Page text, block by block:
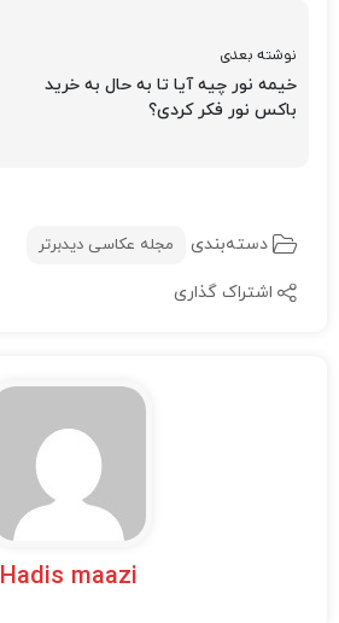
نوشته بعدی
خیمه نور چیه آیا تا به حال به خرید
باکس نور فکر کردی؟
دسته‌بندی مجله عکاسی دیدبرتر
اشتراک گذاری
Hadis maazi